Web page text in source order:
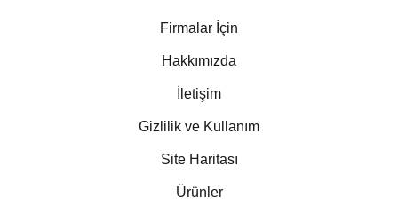
Firmalar İçin
Hakkımızda
İletişim
Gizlilik ve Kullanım
Site Haritası
Ürünler